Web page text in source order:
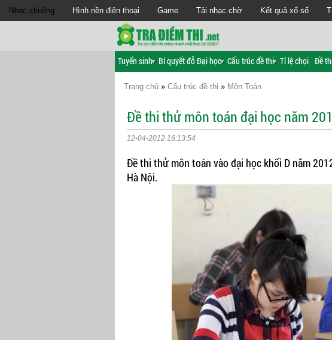
Nhạc chuông Hình nền điện thoại Game Tải nhạc chờ Kết quả xổ số
Tuyển sinh Bí quyết đỗ Đại học Cấu trúc đề thi Tỉ lệ chọi Đề
Trang chủ » Cấu trúc đề thi » Môn Toán
Đề thi thử môn toán đại học năm
12-04-2012 16:13:54
Đề thi thử môn toán vào đại học khối D năm
Hà Nội.